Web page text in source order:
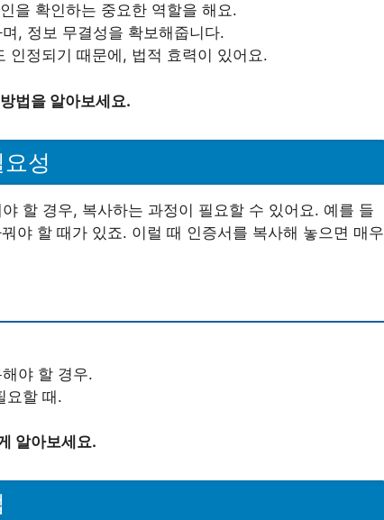
을 확인하는 중요한 역할을 해요.
, 정보 무결성을 확보해줍니다.
인정되기 때문에, 법적 효력이 있어요.
법을 알아보세요.
성
할 경우, 복사하는 과정이 필요할 수 있어요. 예를 들
야 할 때가 있죠. 이럴 때 인증서를 복사해 놓으면 매우
야 할 경우.
요할 때.
알아보세요.